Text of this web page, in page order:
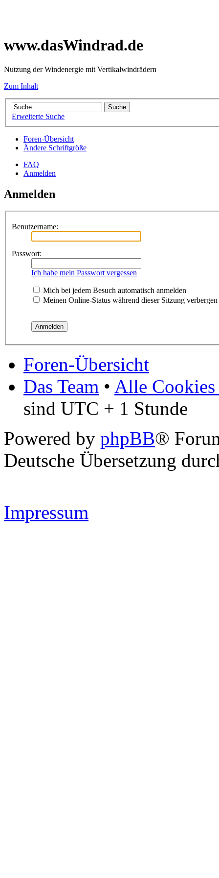
www.dasWindrad.de
Nutzung der Windenergie mit Vertikalwindrädern
Zum Inhalt
Erweiterte Suche
Foren-Übersicht
Ändere Schriftgröße
FAQ
Anmelden
Anmelden
Benutzername:
Passwort:
Ich habe mein Passwort vergessen
Mich bei jedem Besuch automatisch anmelden
Meinen Online-Status während dieser Sitzung verbergen
Foren-Übersicht
Das Team • Alle Cookies
sind UTC + 1 Stunde
Powered by phpBB®
Deutsche Übersetzung
Impressum